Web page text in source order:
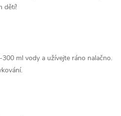
dětí!
ml vody a užívejte ráno nalačno.